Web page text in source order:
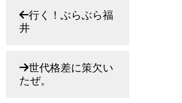
行く！ぶらぶら福
井
世代格差に策欠い
たぜ。